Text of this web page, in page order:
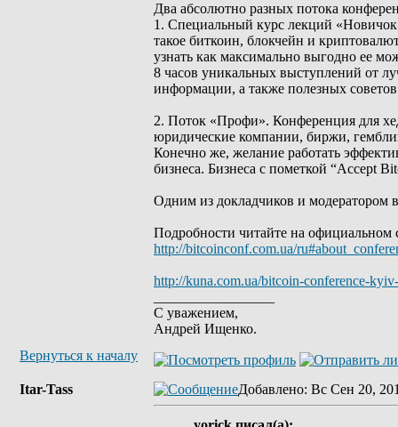
Два абсолютно разных потока
1. Специальный курс лекций
такое биткоин, блокчейн и
узнать как максимально выгодно ее
8 часов уникальных выступлений от
информации, а также полезных
2. Поток «Профи». Конференция для
юридические компании, биржи,
Конечно же, желание работать
бизнеса. Бизнеса с пометкой “Accept
Одним из докладчиков и модератором
Подробности читайте на официальном
http://bitcoinconf.com.ua/
http://kuna.com.ua/bitcoin-conference-
С уважением,
Андрей Ищенко.
Вернуться к началу
Itar-Tass Добавлено: Вс Сен 20,